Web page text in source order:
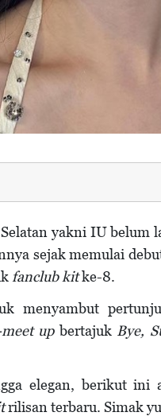
Saat Ini
Musim Gugur
Meet-Up 'Bye, Summer'
yakni IU
sejak memulai
fanclub kitke-8.
menyambut
upbertajuk Bye,
elegan, berikut ini
rilisan terbaru. Simak